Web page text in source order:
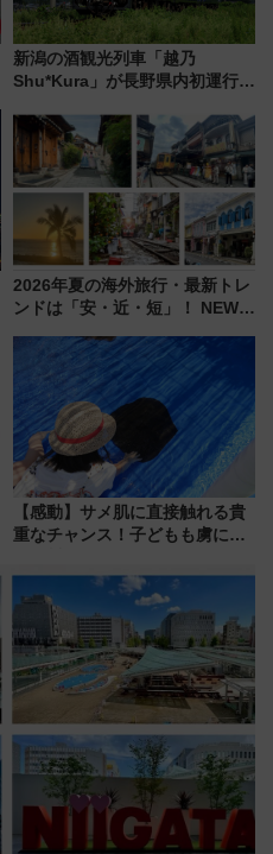
新潟の酒観光列車「越乃
Shu*Kura」が長野県内初運行！
別企画
2026年夏の海外旅行・最新トレ
ンドは「安・近・短」！ NEWT
渡航先TOP5とは？ 円安時代の
旅行術
【感動】サメ肌に直接触れる貴
重なチャンス！子どもも虜にな
メのタッチングプール」【夏休
み限定企画】